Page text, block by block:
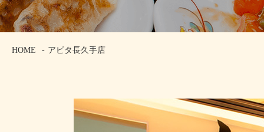
HOME アピタ長久手店